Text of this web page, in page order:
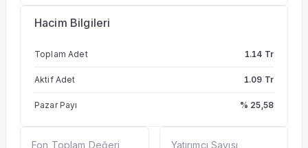
Hacim Bilgileri
Toplam Adet 1.14 Tr
Aktif Adet 1.09 Tr
Pazar Payı % 25,58
Fon Toplam Değeri Yatırımcı Sayısı